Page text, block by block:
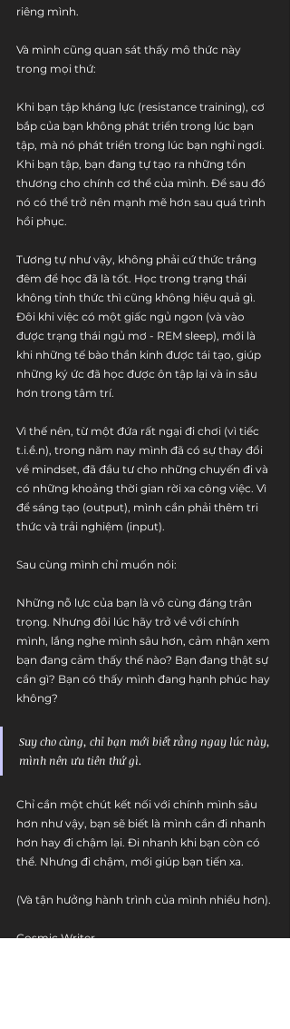
riêng mình.
Và mình cũng quan sát thấy mô thức này
trong mọi thứ:
Khi bạn tập kháng lực (resistance training), cơ
bắp của bạn không phát triển trong lúc bạn
tập, mà nó phát triển trong lúc bạn nghỉ ngơi.
Khi bạn tập, bạn đang tự tạo ra những tổn
thương cho chính cơ thể của mình. Để sau đó
nó có thể trở nên mạnh mẽ hơn sau quá trình
hồi phục.
Tương tự như vậy, không phải cứ thức trắng
đêm để học đã là tốt. Học trong trạng thái
không tỉnh thức thì cũng không hiệu quả gì.
Đôi khi việc có một giấc ngủ ngon (và vào
được trạng thái ngủ mơ - REM sleep), mới là
khi những tế bào thần kinh được tái tạo, giúp
những ký ức đã học được ôn tập lại và in sâu
hơn trong tâm trí.
Vì thế nên, từ một đứa rất ngại đi chơi (vì tiếc
t.i.ề.n), trong năm nay mình đã có sự thay đổi
về mindset, đã đầu tư cho những chuyến đi và
có những khoảng thời gian rời xa công việc. Vì
để sáng tạo (output), mình cần phải thêm tri
thức và trải nghiệm (input).
Sau cùng mình chỉ muốn nói:
Những nỗ lực của bạn là vô cùng đáng trân
trọng. Nhưng đôi lúc hãy trở về với chính
mình, lắng nghe mình sâu hơn, cảm nhận xem
bạn đang cảm thấy thế nào? Bạn đang thật sự
cần gì? Bạn có thấy mình đang hạnh phúc hay
không?
Suy cho cùng, chỉ bạn mới biết rằng ngay lúc này,
mình nên ưu tiên thứ gì.
Chỉ cần một chút kết nối với chính mình sâu
hơn như vậy, bạn sẽ biết là mình cần đi nhanh
hơn hay đi chậm lại. Đi nhanh khi bạn còn có
thể. Nhưng đi chậm, mới giúp bạn tiến xa.
(Và tận hưởng hành trình của mình nhiều hơn).
Cosmic Writer